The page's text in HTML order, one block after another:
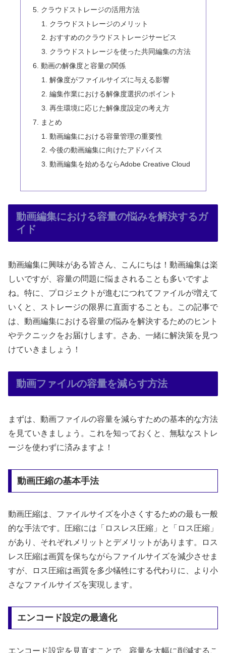
クラウドストレージの活用方法
クラウドストレージのメリット
おすすめのクラウドストレージサービス
クラウドストレージを使った共同編集の方法
動画の解像度と容量の関係
解像度がファイルサイズに与える影響
編集作業における解像度選択のポイント
再生環境に応じた解像度設定の考え方
まとめ
動画編集における容量管理の重要性
今後の動画編集に向けたアドバイス
動画編集を始めるならAdobe Creative Cloud
動画編集における容量の悩みを解決するガ
イド
動画編集に興味がある皆さん、こんにちは！動画編集は楽
しいですが、容量の問題に悩まされることも多いですよ
ね。特に、プロジェクトが進むにつれてファイルが増えて
いくと、ストレージの限界に直面することも。この記事で
は、動画編集における容量の悩みを解決するためのヒント
やテクニックをお届けします。さあ、一緒に解決策を見つ
けていきましょう！
動画ファイルの容量を減らす方法
まずは、動画ファイルの容量を減らすための基本的な方法
を見ていきましょう。これを知っておくと、無駄なストレ
ージを使わずに済みますよ！
動画圧縮の基本手法
動画圧縮は、ファイルサイズを小さくするための最も一般
的な手法です。圧縮には「ロスレス圧縮」と「ロス圧縮」
があり、それぞれメリットとデメリットがあります。ロス
レス圧縮は画質を保ちながらファイルサイズを減少させま
すが、ロス圧縮は画質を多少犠牲にする代わりに、より小
さなファイルサイズを実現します。
エンコード設定の最適化
エンコード設定を見直すことで、容量を大幅に削減するこ